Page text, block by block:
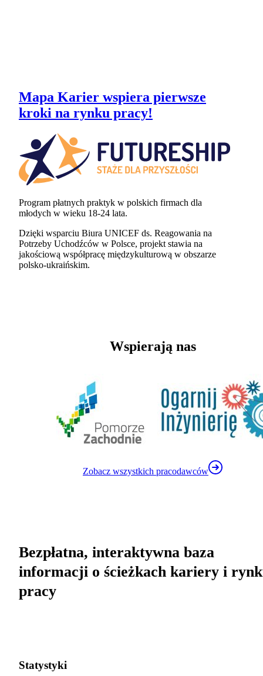
Mapa Karier wspiera pierwsze
kroki na rynku pracy!
Program płatnych praktyk w polskich firmach dla
młodych w wieku 18-24 lata.
Dzięki wsparciu Biura UNICEF ds. Reagowania na
Potrzeby Uchodźców w Polsce, projekt stawia na
jakościową współpracę międzykulturową w obszarze
polsko-ukraińskim.
Wspierają nas
Zobacz wszystkich pracodawców
Bezpłatna, interaktywna baza
informacji o ścieżkach kariery i
pracy
Statystyki